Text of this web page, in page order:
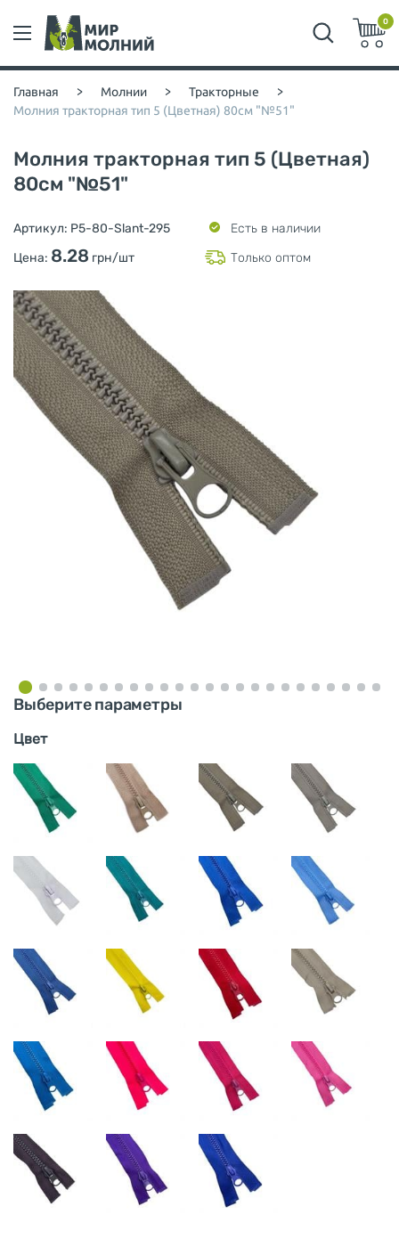
0
Главная > Молнии > Тракторные >
Молния тракторная тип 5 (Цветная) 80см "№51"
Молния тракторная тип 5 (Цветная)
80см "№51"
Артикул: P5-80-Slant-295
Есть в наличии
Цена: 8.28 грн/шт Только оптом
Выберите параметры
Цвет